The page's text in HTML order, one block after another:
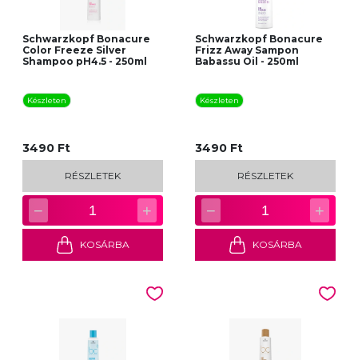
Schwarzkopf Bonacure
Color Freeze Silver
Shampoo pH4.5 - 250ml
Készleten
3490 Ft
RÉSZLETEK
− 1 +
KOSÁRBA
Schwarzkopf Bonacure
Frizz Away Sampon
Babassu Oil - 250ml
Készleten
3490 Ft
RÉSZLETEK
− 1 +
KOSÁRBA